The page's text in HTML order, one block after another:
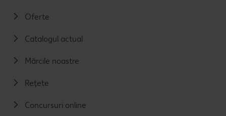
Oferte
Catalogul actual
Mărcile noastre
Rețete
Concursuri online